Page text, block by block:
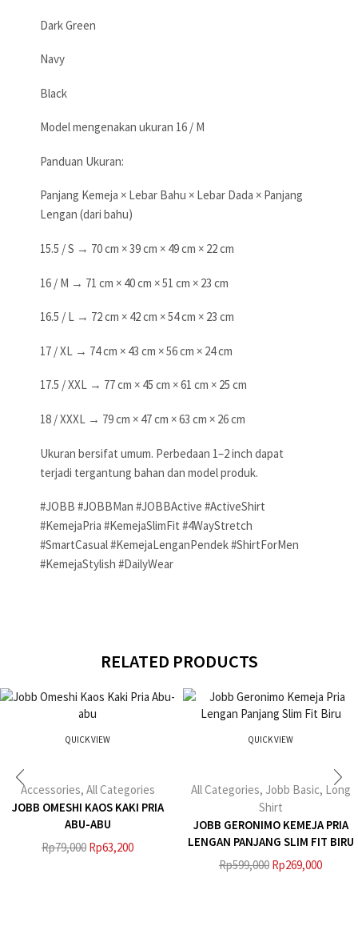
Dark Green
Navy
Black
Model mengenakan ukuran 16 / M
Panduan Ukuran:
Panjang Kemeja × Lebar Bahu × Lebar Dada × Panjang
Lengan (dari bahu)
15.5 / S → 70 cm × 39 cm × 49 cm × 22 cm
16 / M → 71 cm × 40 cm × 51 cm × 23 cm
16.5 / L → 72 cm × 42 cm × 54 cm × 23 cm
17 / XL → 74 cm × 43 cm × 56 cm × 24 cm
17.5 / XXL → 77 cm × 45 cm × 61 cm × 25 cm
18 / XXXL → 79 cm × 47 cm × 63 cm × 26 cm
Ukuran bersifat umum. Perbedaan 1–2 inch dapat
terjadi tergantung bahan dan model produk.
#JOBB #JOBBMan #JOBBActive #ActiveShirt
#KemejaPria #KemejaSlimFit #4WayStretch
#SmartCasual #KemejaLenganPendek #ShirtForMen
#KemejaStylish #DailyWear
RELATED PRODUCTS
QUICK VIEW
Accessories, All Categories
JOBB OMESHI KAOS KAKI PRIA
ABU-ABU
Rp79,000 Rp63,200
QUICK VIEW
All Categories, Jobb Basic, Long
Shirt
JOBB GERONIMO KEMEJA PRIA
LENGAN PANJANG SLIM FIT BIRU
Rp599,000 Rp269,000